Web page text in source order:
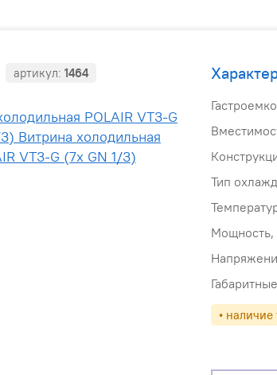
артикул:1464
Тип
Мощность,
• наличие